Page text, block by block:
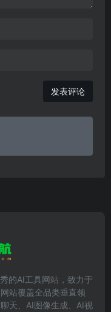
发表评论
的AI工具网站，致力于
站覆盖全品类垂直领
天、AI图像生成、AI视